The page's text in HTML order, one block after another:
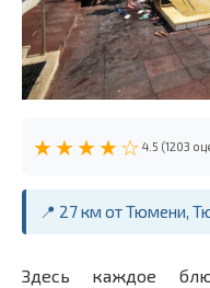
★★★★☆ 4.5 (1203
📍 27 км от Тюмени,
Здесь каждое